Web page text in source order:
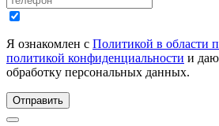
Я ознакомлен с Политикой в области
политикой конфиденциальности и даю
обработку персональных данных.
Отправить